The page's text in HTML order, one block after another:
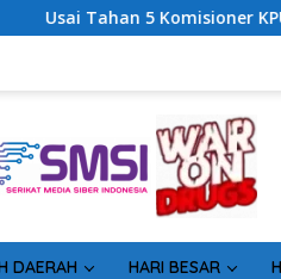
KPU Kotim, Kejati Kalteng
DAERAH HARI BESAR